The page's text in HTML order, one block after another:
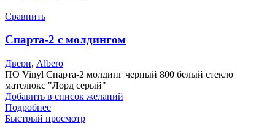
Сравнить
Спарта-2 с молдингом
Двери, Albero
ПО Vinyl Спарта-2 молдинг черный 800 белый стекло
мателюкс "Лорд серый"
Добавить в список желаний
Подробнее
Быстрый просмотр